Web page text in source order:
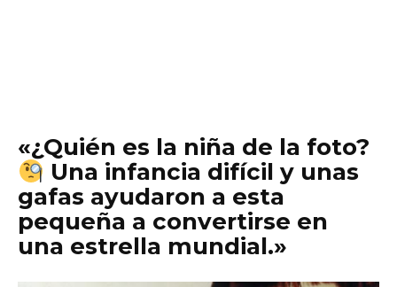
«¿Quién es la niña de la foto?
Una infancia difícil y unas
gafas ayudaron a esta
pequeña a convertirse en
una estrella mundial.»